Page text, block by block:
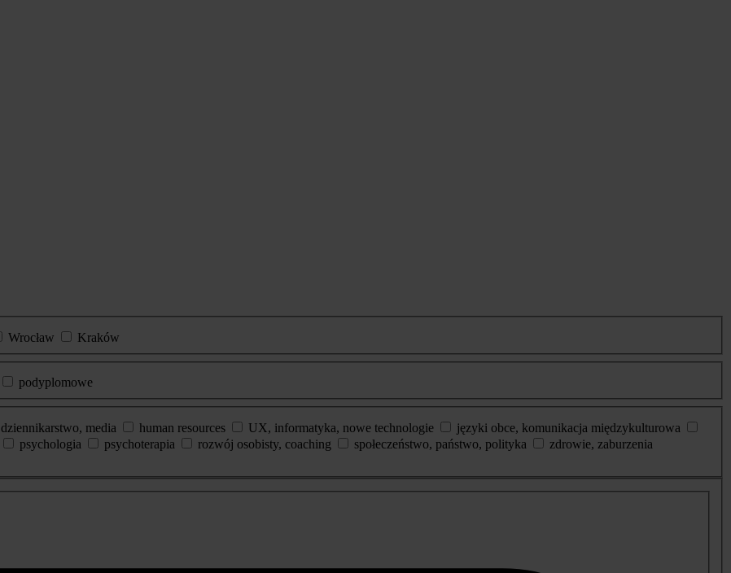
Wrocław
Kraków
podyplomowe
dziennikarstwo, media human resources UX, informatyka, nowe technologie
języki obce, komunikacja międzykulturowa
psychologia psychoterapia rozwój osobisty, coaching społeczeństwo, państwo, polityka
zdrowie, zaburzenia